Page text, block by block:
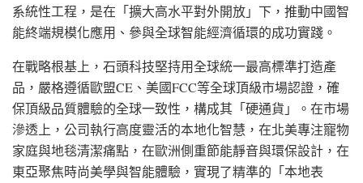
系統性工程，是在「擴大高水平對外開放」下，推動中國智
能終端規模化應用、參與全球智能經濟循環的成功實踐。
在戰略根基上，石頭科技堅持用全球統一最高標準打造產
品，嚴格遵循歐盟CE、美國FCC等全球頂級市場認證，確
保頂級品質體驗的全球一致性，構成其「硬通貨」。在市場
滲透上，公司執行高度靈活的本地化智慧，在北美專注寵物
家庭與地毯清潔痛點，在歐洲側重節能靜音與環保設計，在
東亞聚焦時尚美學與智能體驗，實現了精準的「本地表